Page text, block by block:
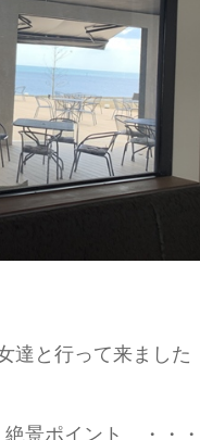
達と行って来ました
景ポイント ・・・